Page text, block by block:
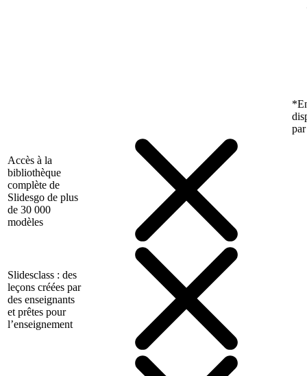
Accès à la
bibliothèque
complète de
Slidesgo de plus
de 30 000
modèles
Slidesclass : des
leçons créées par
des enseignants
et prêtes pour
l’enseignement